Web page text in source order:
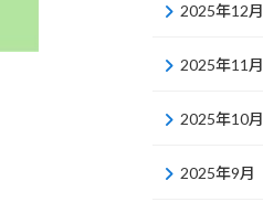
2025年12月
2025年11月
2025年10月
2025年9月